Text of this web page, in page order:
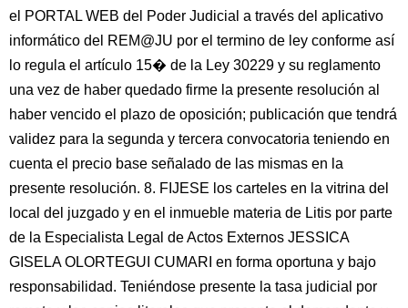
el PORTAL WEB del Poder Judicial a través del aplicativo
informático del REM@JU por el termino de ley conforme así
lo regula el artículo 15� de la Ley 30229 y su reglamento
una vez de haber quedado firme la presente resolución al
haber vencido el plazo de oposición; publicación que tendrá
validez para la segunda y tercera convocatoria teniendo en
cuenta el precio base señalado de las mismas en la
presente resolución. 8. FIJESE los carteles en la vitrina del
local del juzgado y en el inmueble materia de Litis por parte
de la Especialista Legal de Actos Externos JESSICA
GISELA OLORTEGUI CUMARI en forma oportuna y bajo
responsabilidad. Teniéndose presente la tasa judicial por